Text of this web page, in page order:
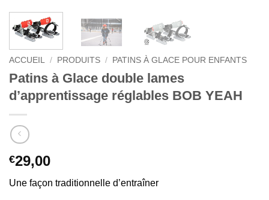
ACCUEIL / PRODUITS / PATINS À GLACE POUR ENFANTS
Patins à Glace double lames
d’apprentissage réglables BOB YEAH
€29,00
Une façon traditionnelle d’entraîner